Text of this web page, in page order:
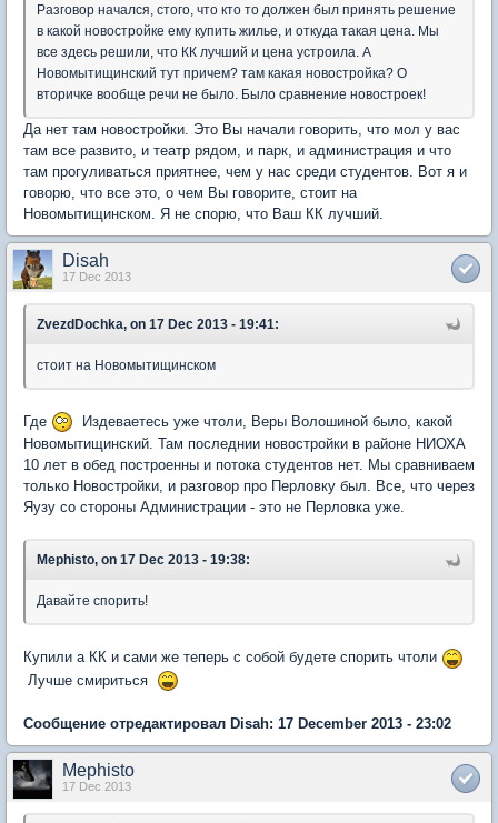
Разговор начался, стого, что кто то должен был принять решение
в какой новостройке ему купить жилье, и откуда такая цена. Мы
все здесь решили, что КК лучший и цена устроила. А
Новомытищинский тут причем? там какая новостройка? О
вторичке вообще речи не было. Было сравнение новостроек!
Да нет там новостройки. Это Вы начали говорить, что мол у вас
там все развито, и театр рядом, и парк, и администрация и что
там прогуливаться приятнее, чем у нас среди студентов. Вот я и
говорю, что все это, о чем Вы говорите, стоит на
Новомытищинском. Я не спорю, что Ваш КК лучший.
Disah
17 Dec 2013
ZvezdDochka, on 17 Dec 2013 - 19:41:
стоит на Новомытищинском
Где
Издеваетесь уже чтоли, Веры Волошиной было, какой
Новомытищинский. Там последнии новостройки в районе НИОХА
10 лет в обед построенны и потока студентов нет. Мы сравниваем
только Новостройки, и разговор про Перловку был. Все, что через
Яузу со стороны Администрации - это не Перловка уже.
Mephisto, on 17 Dec 2013 - 19:38:
Давайте спорить!
Купили а КК и сами же теперь с собой будете спорить чтоли
Лучше смириться
Сообщение отредактировал Disah: 17 December 2013 - 23:02
Mephisto
17 Dec 2013